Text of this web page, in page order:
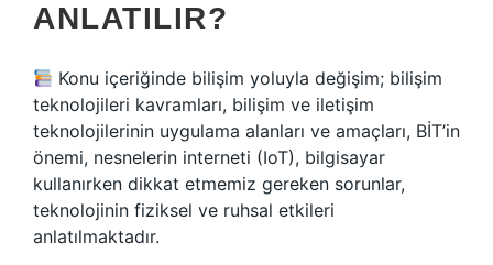
ANLATILIR?
Konu içeriğinde bilişim yoluyla değişim; bilişim
teknolojileri kavramları, bilişim ve iletişim
teknolojilerinin uygulama alanları ve amaçları, BİT’in
önemi, nesnelerin interneti (IoT), bilgisayar
kullanırken dikkat etmemiz gereken sorunlar,
teknolojinin fiziksel ve ruhsal etkileri
anlatılmaktadır.